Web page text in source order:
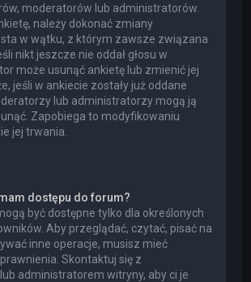
moderatorów lub administratorów.
należy dokonać zmiany
w wątku, z którym zawsze związana
nikt jeszcze nie oddał głosu w
może usunąć ankietę lub zmienić jej
jeśli w ankiecie zostały już oddane
lub administratorzy mogą ją
Zapobiega to modyfikowaniu
jej trwania.
dostępu do forum?
być dostępne tylko dla określonych
Aby przeglądać, czytać, pisać na
inne operacje, musisz mieć
Skontaktuj się z
administratorem witryny, aby ci je